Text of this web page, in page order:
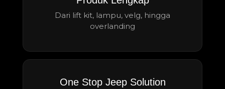
Dari lift kit, lampu, velg, hingga
overlanding
One Stop Jeep Solution